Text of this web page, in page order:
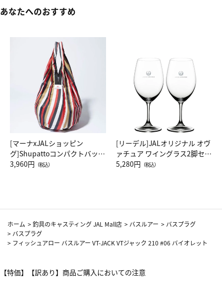
あなたへのおすすめ
[マーナxJALショッピン
グ]Shupattoコンパクトバッグ
Drop JAL客室乗務員（LC）ス
3,960円 （税込）
[リーデル]JALオリジナル オヴ
ァチュア ワイングラス2脚セッ
ト（レッドワイン）
5,280円 （税込）
ホーム >釣具のキャスティング JAL Mall店 > バスルアー > バスプラグ
> バスプラグ
> フィッシュアロー バスルアー VT-JACK VTジャック 210 #06 バイオレット
【特価】【訳あり】商品ご購入においての注意